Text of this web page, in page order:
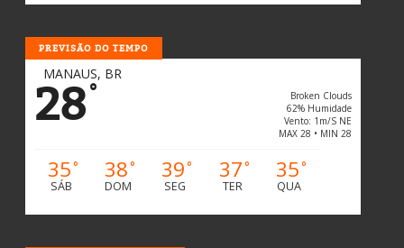
PREVISÃO DO TEMPO
MANAUS, BR
28°
Broken Clouds
62% Humidade
Vento: 1m/s NE
MAX 28 • MIN 28
35°
SÁB
38°
DOM
39°
SEG
37°
TER
35°
QUA